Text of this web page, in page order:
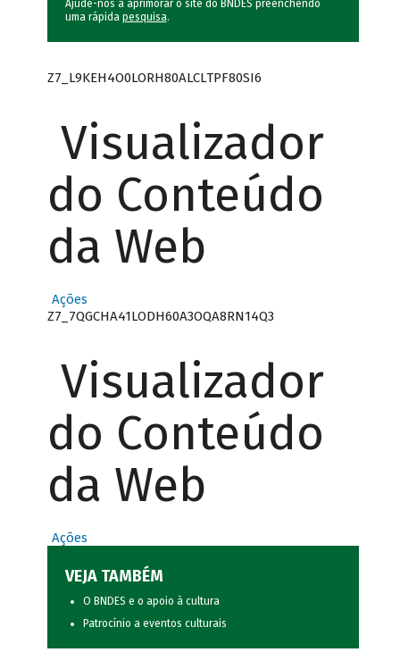
Ajude-nos a aprimorar o site do BNDES preenchendo
uma rápida pesquisa.
Z7_L9KEH4O0LORH80ALCLTPF80SI6
Visualizador
do Conteúdo
da Web
Ações
Z7_7QGCHA41LODH60A3OQA8RN14Q3
Visualizador
do Conteúdo
da Web
Ações
VEJA TAMBÉM
O BNDES e o apoio à cultura
Patrocínio a eventos culturais